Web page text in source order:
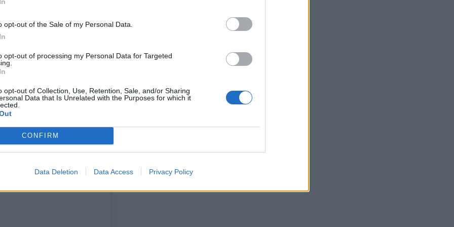
opt-out of the Sale of my Personal Data.
opt-out of processing my Personal Data for Targeted
opt-out of Collection, Use, Retention, Sale, and/or Sharing
Data that Is Unrelated with the Purposes for which it
CONFIRM
Data Deletion Data Access Privacy Policy
huoltamassa ripset ja
suihkurusketuksen. ”En
on. Kelpasi kyllä vetää
kultaa”, Voronkova kirjoitti